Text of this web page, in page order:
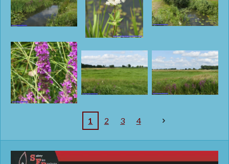
1 2 3 4